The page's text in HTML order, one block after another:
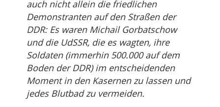
auch nicht allein die friedlichen
Demonstranten auf den Straßen der
DDR: Es waren Michail Gorbatschow
und die UdSSR, die es wagten, ihre
Soldaten (immerhin 500.000 auf dem
Boden der DDR) im entscheidenden
Moment in den Kasernen zu lassen und
jedes Blutbad zu vermeiden.